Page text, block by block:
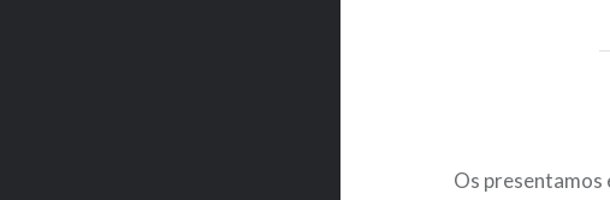
Os presentamos